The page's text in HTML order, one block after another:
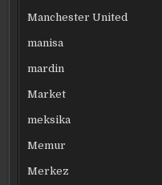
Manchester United
manisa
mardin
Market
meksika
Memur
Merkez